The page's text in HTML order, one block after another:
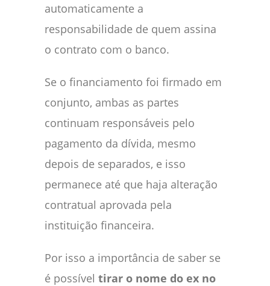
automaticamente a
responsabilidade de quem assina
o contrato com o banco.
Se o financiamento foi firmado em
conjunto, ambas as partes
continuam responsáveis pelo
pagamento da dívida, mesmo
depois de separados, e isso
permanece até que haja alteração
contratual aprovada pela
instituição financeira.
Por isso a importância de saber se
é possível tirar o nome do ex no